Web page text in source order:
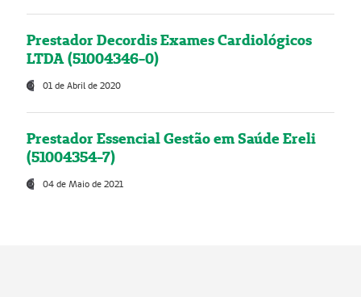
Prestador Decordis Exames Cardiológicos
LTDA (51004346-0)
01 de Abril de 2020
Prestador Essencial Gestão em Saúde Ereli
(51004354-7)
04 de Maio de 2021